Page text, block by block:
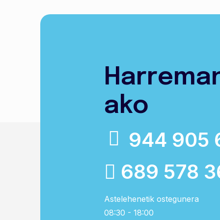
ako
944 905
689 578
Astelehenetik ostegunera
08:30 - 18:00